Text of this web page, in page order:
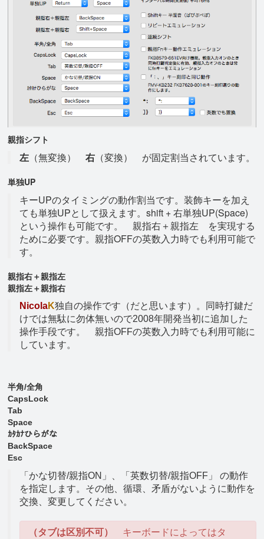
親指シフト
左 （無変換）右 （変換） が固定割当されています。
単独UP
キーUPのタイミングの動作割当です。装飾キーを加え
ても単独UPとして扱えます。shift + 右単独UP(Space)
という操作も可能です。 親指右＋親指左 を実現する
ために必要です。親指OFFの英数入力時でも利用可能で
す。
親指右＋親指左
親指左＋親指右
NicolaK独自の操作です（だと思います）。同時打鍵だ
けでは無駄に勿体無いので2008年開発当初に追加した
操作手段です。 親指OFFの英数入力時でも利用可能に
しています。
半角/全角
CapsLock
Tab
Space
ｶﾀｶﾅひらがな
BackSpace
Esc
「かな切替/親指ON」、「英数切替/親指OFF」 の動作
を指定します。その他、循環、矛盾がないように動作を
交換、変更してください。
（タブは区別不可）
キーボードによってはタ